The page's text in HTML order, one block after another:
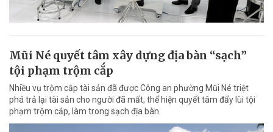
Mũi Né quyết tâm xây dựng địa bàn “sạch”
tội phạm trộm cắp
Nhiều vụ trộm cắp tài sản đã được Công an phường Mũi Né triệt
phá trả lại tài sản cho người đã mất, thể hiện quyết tâm đẩy lùi tội
phạm trộm cắp, làm trong sạch địa bàn.